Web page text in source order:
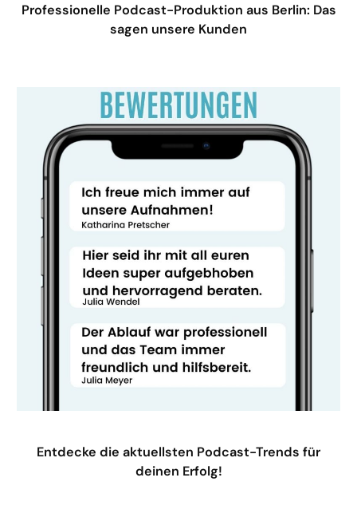
Professionelle Podcast-Produktion aus Berlin: Das
sagen unsere Kunden
Entdecke die aktuellsten Podcast-Trends für
deinen Erfolg!